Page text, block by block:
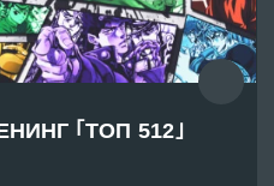
｢ТОП 512｣